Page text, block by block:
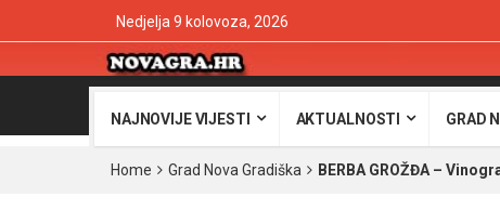
Nedjelja 9 kolovoza, 2026
NAJNOVIJE VIJESTI AKTUALNOSTI GRAD
Home Grad Nova Gradiška BERBA GROŽĐA –